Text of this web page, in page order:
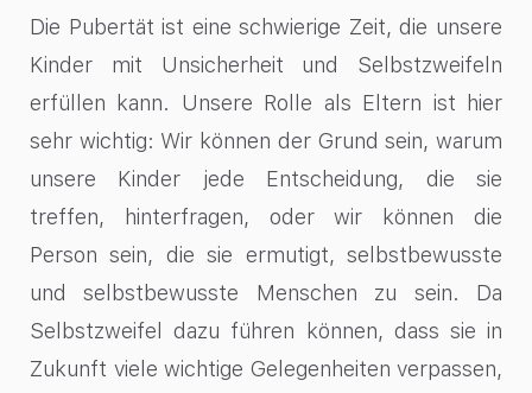
Die Pubertät ist eine schwierige Zeit, die unsere
Kinder mit Unsicherheit und Selbstzweifeln
erfüllen kann. Unsere Rolle als Eltern ist hier
sehr wichtig: Wir können der Grund sein, warum
unsere Kinder jede Entscheidung, die sie
treffen, hinterfragen, oder wir können die
Person sein, die sie ermutigt, selbstbewusste
und selbstbewusste Menschen zu sein. Da
Selbstzweifel dazu führen können, dass sie in
Zukunft viele wichtige Gelegenheiten verpassen,